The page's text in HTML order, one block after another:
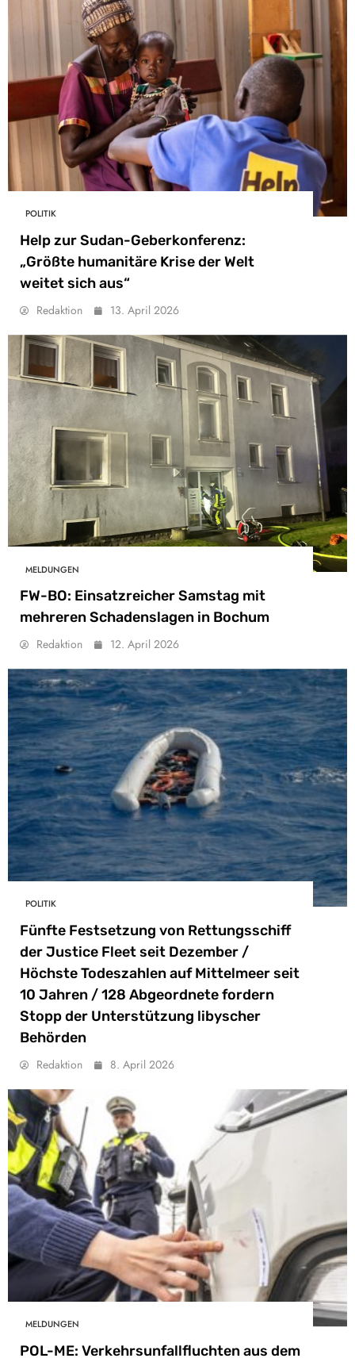
POLITIK
Help zur Sudan-Geberkonferenz:
„Größte humanitäre Krise der Welt
weitet sich aus“
Redaktion 13. April 2026
MELDUNGEN
FW-BO: Einsatzreicher Samstag mit
mehreren Schadenslagen in Bochum
Redaktion 12. April 2026
POLITIK
Fünfte Festsetzung von Rettungsschiff
der Justice Fleet seit Dezember /
Höchste Todeszahlen auf Mittelmeer seit
10 Jahren / 128 Abgeordnete fordern
Stopp der Unterstützung libyscher
Behörden
Redaktion 8. April 2026
MELDUNGEN
POL-ME: Verkehrsunfallfluchten aus dem